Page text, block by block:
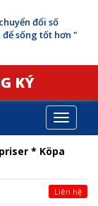
đổi số
sống tốt hơn "
KÝ
Toggle
* Köpa
Liên hệ